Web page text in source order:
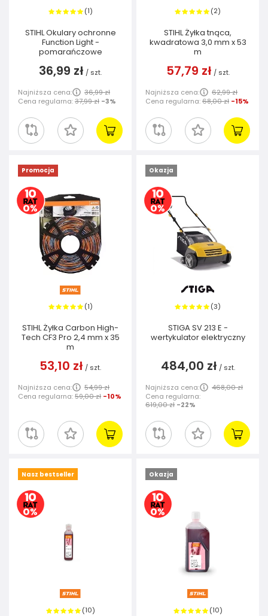
(1)
STIHL Okulary ochronne
Function Light -
pomarańczowe
36,99 zł / szt.
Najniższa cena:
36,99 zł
Cena regularna:37,99 zł -3%
(2)
STIHL Żyłka tnąca,
kwadratowa 3,0 mm x 53
m
57,79 zł / szt.
Najniższa cena:
62,99 zł
Cena regularna:68,00 zł -15%
Promocja
(1)
STIHL Żyłka Carbon High-
Tech CF3 Pro 2,4 mm x 35
m
53,10 zł / szt.
Najniższa cena:
54,99 zł
Cena regularna:59,00 zł -10%
Okazja
(3)
STIGA SV 213 E -
wertykulator elektryczny
484,00 zł / szt.
Najniższa cena:
468,00 zł
Cena regularna:
619,00 zł -22%
Nasz bestseller
(10)
Okazja
(10)